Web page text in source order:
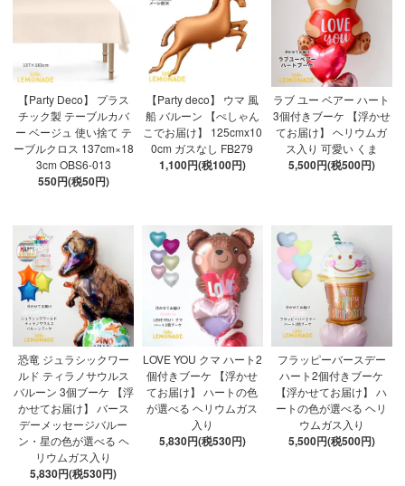
【Party Deco】 プラス
チック製 テーブルカバ
ー ベージュ 使い捨て テ
ーブルクロス 137cm×18
3cm OBS6-013
550円(税50円)
【Party deco】 ウマ 風
船 バルーン 【ぺしゃん
こでお届け】 125cmx10
0cm ガスなし FB279
1,100円(税100円)
ラブ ユー ベアー ハート
3個付きブーケ 【浮かせ
てお届け】 ヘリウムガ
ス入り 可愛い くま
5,500円(税500円)
恐竜 ジュラシックワー
ルド ティラノサウルス
バルーン 3個ブーケ 【浮
かせてお届け】 バース
デーメッセージバルー
ン・星の色が選べる ヘ
リウムガス入り
5,830円(税530円)
LOVE YOU クマ ハート2
個付きブーケ 【浮かせ
てお届け】 ハートの色
が選べる ヘリウムガス
入り
5,830円(税530円)
フラッピーバースデー
ハート2個付きブーケ
【浮かせてお届け】 ハ
ートの色が選べる ヘリ
ウムガス入り
5,500円(税500円)